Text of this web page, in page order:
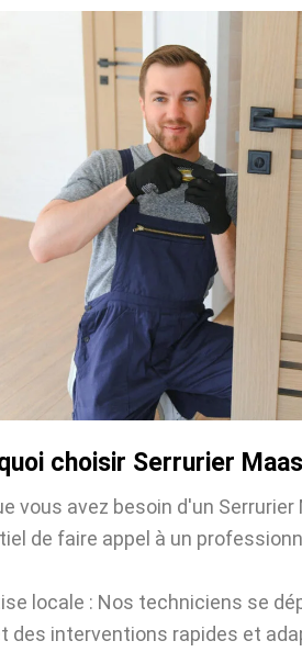
choisir Serrurier
vous avez besoin d'un
de faire appel à un
locale : Nos techniciens se
des interventions rapides et